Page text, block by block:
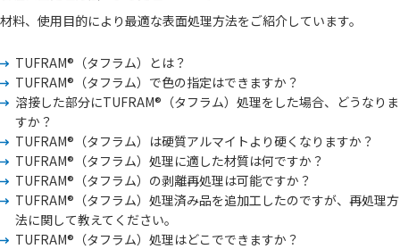
材料、使用目的により最適な表面処理方法をご紹介しています。
TUFRAM®（タフラム）とは？
TUFRAM®（タフラム）で色の指定はできますか？
溶接した部分にTUFRAM®（タフラム）処理をした場合、どうなりま
すか？
TUFRAM®（タフラム）は硬質アルマイトより硬くなりますか？
TUFRAM®（タフラム）処理に適した材質は何ですか？
TUFRAM®（タフラム）の剥離再処理は可能ですか？
TUFRAM®（タフラム）処理済み品を追加工したのですが、再処理方
法に関して教えてください。
TUFRAM®（タフラム）処理はどこでできますか？